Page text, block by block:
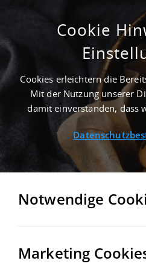
8.000 M²
REUTZ AN DER
ANDKREIS POTSDAM-
Startseite/ Immobiliensuche/
ZURÜCK MERKEN
Cookie
Cookies erleichtern die
Mit der Nutzung unserer
damit einverstanden, dass
Notwendige
Marketing